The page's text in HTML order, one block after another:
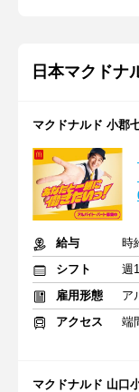
日本マクドナ
マクドナルド 小郡
給与
時
シフト
雇用形態
ア
アクセス
端
マクドナルド 山口